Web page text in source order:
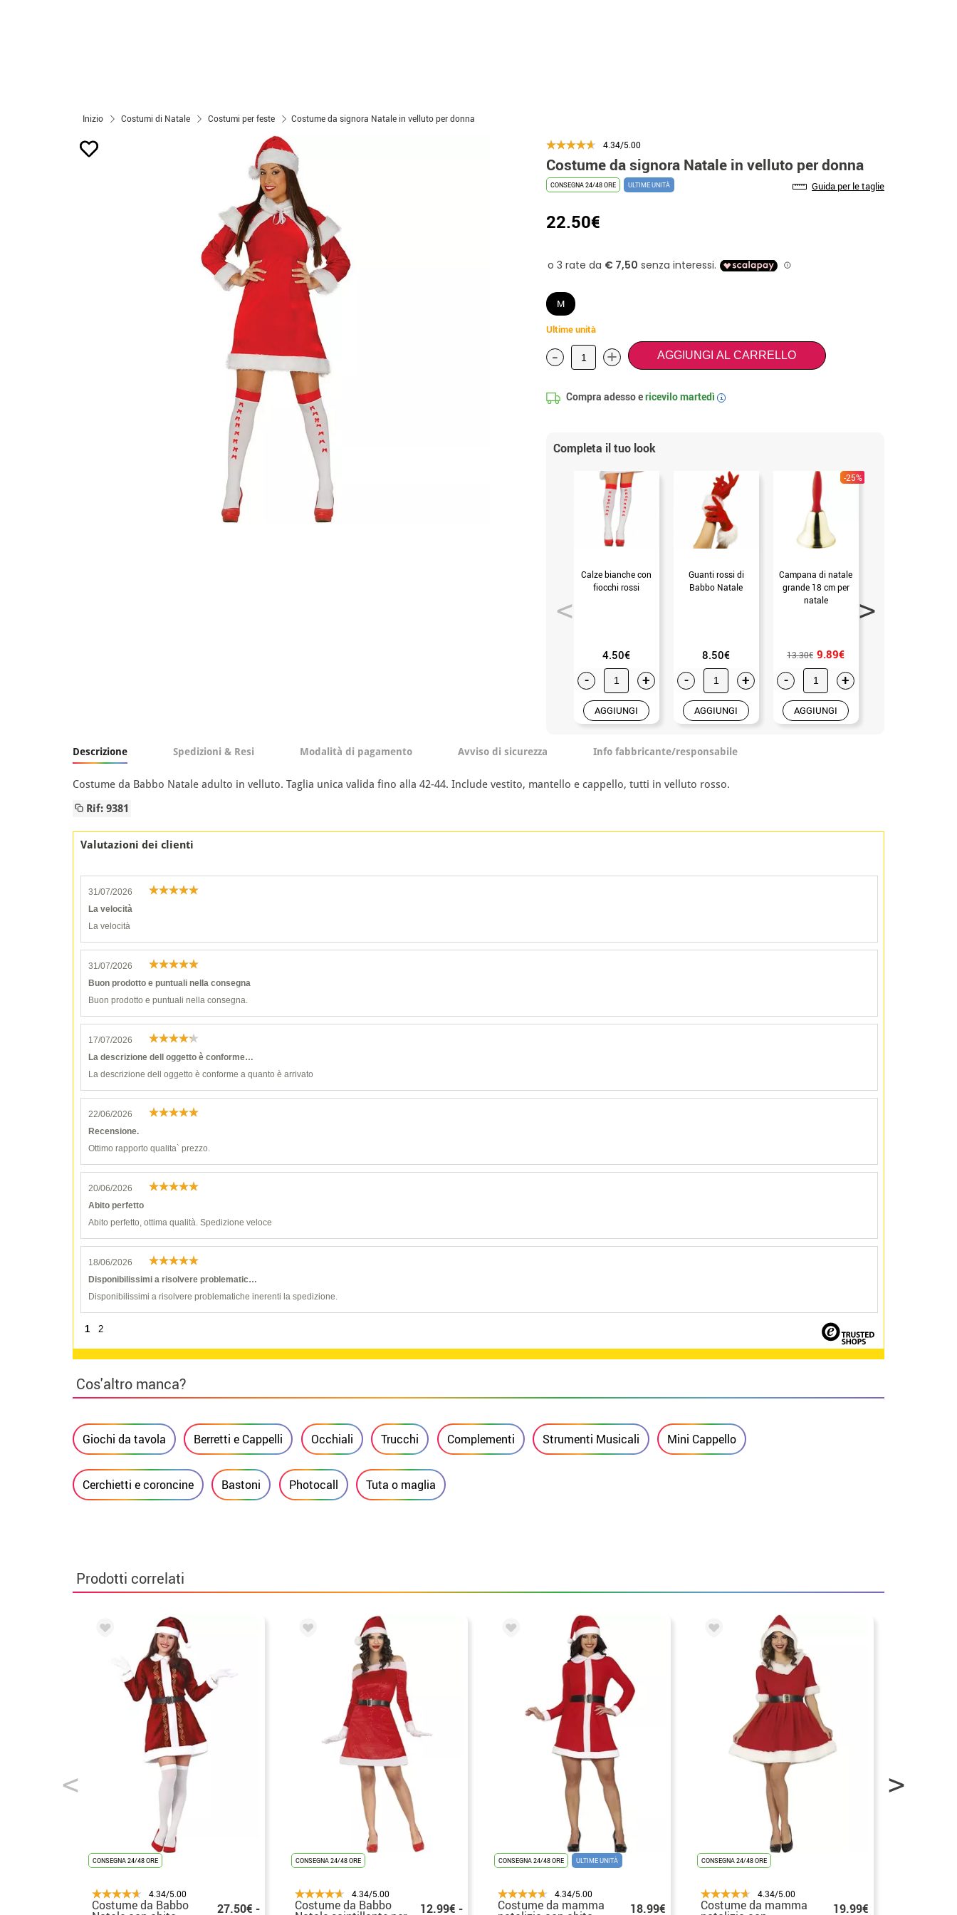
Inizio Costumi di Natale Costumi per feste Costume da signora Natale in velluto per donna
4.34/5.00
Costume da signora Natale in velluto per donna
CONSEGNA 24/48 ORE ULTIME UNITÀ Guida per le taglie
22.50€
M
Ultime unità
- + AGGIUNGI AL CARRELLO
Compra adesso ericevilomartedì i
Completa il tuo look
Calze bianche con
fiocchi rossi
4.50€
- +
AGGIUNGI
Guanti rossi di
Babbo Natale
8.50€
- +
AGGIUNGI
-25%
Campana di natale
grande 18 cm per
natale
13.30€ 9.89€
- +
AGGIUNGI
Descrizione Spedizioni & Resi Modalità di pagamento Avviso di sicurezza Info fabbricante/responsabile
Costume da Babbo Natale adulto in velluto. Taglia unica valida fino alla 42-44. Include vestito, mantello e cappello, tutti in velluto rosso.
Rif: 9381
Valutazioni dei clienti
31/07/2026
La velocità
La velocità
31/07/2026
Buon prodotto e puntuali nella consegna
Buon prodotto e puntuali nella consegna.
17/07/2026
La descrizione dell oggetto è conforme…
La descrizione dell oggetto è conforme a quanto è arrivato
22/06/2026
Recensione.
Ottimo rapporto qualita` prezzo.
20/06/2026
Abito perfetto
Abito perfetto, ottima qualità. Spedizione veloce
18/06/2026
Disponibilissimi a risolvere problematic…
Disponibilissimi a risolvere problematiche inerenti la spedizione.
1 2
Cos'altro manca?
Giochi da tavola Berretti e Cappelli Occhiali Trucchi Complementi Strumenti Musicali Mini Cappello
Cerchietti e coroncine Bastoni Photocall Tuta o maglia
Prodotti correlati
CONSEGNA 24/48 ORE
4.34/5.00
Costume da Babbo 27.50€ -
CONSEGNA 24/48 ORE
4.34/5.00
Costume da Babbo 12.99€ -
CONSEGNA 24/48 ORE ULTIME UNITÀ
4.34/5.00
Costume da mamma 18.99€
CONSEGNA 24/48 ORE
4.34/5.00
Costume da mamma 19.99€